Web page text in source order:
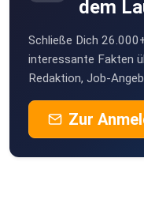
dem
Schließe Dich
interessante Fakten
Redaktion, Job-
Zur